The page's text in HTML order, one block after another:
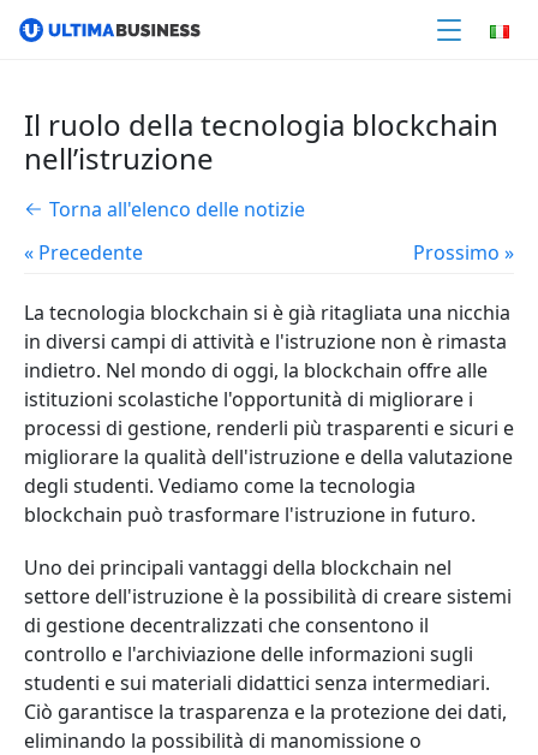
Il ruolo della tecnologia blockchain
nell’istruzione
Torna all'elenco delle notizie
« Precedente
Prossimo »
La tecnologia blockchain si è già ritagliata una nicchia
in diversi campi di attività e l'istruzione non è rimasta
indietro. Nel mondo di oggi, la blockchain offre alle
istituzioni scolastiche l'opportunità di migliorare i
processi di gestione, renderli più trasparenti e sicuri e
migliorare la qualità dell'istruzione e della valutazione
degli studenti. Vediamo come la tecnologia
blockchain può trasformare l'istruzione in futuro.
Uno dei principali vantaggi della blockchain nel
settore dell'istruzione è la possibilità di creare sistemi
di gestione decentralizzati che consentono il
controllo e l'archiviazione delle informazioni sugli
studenti e sui materiali didattici senza intermediari.
Ciò garantisce la trasparenza e la protezione dei dati,
eliminando la possibilità di manomissione o